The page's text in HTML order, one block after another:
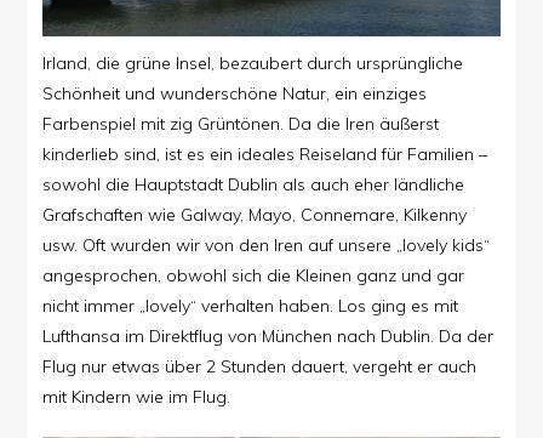
Irland, die grüne Insel, bezaubert durch ursprüngliche
Schönheit und wunderschöne Natur, ein einziges
Farbenspiel mit zig Grüntönen. Da die Iren äußerst
kinderlieb sind, ist es ein ideales Reiseland für Familien –
sowohl die Hauptstadt Dublin als auch eher ländliche
Grafschaften wie Galway, Mayo, Connemare, Kilkenny
usw. Oft wurden wir von den Iren auf unsere „lovely kids“
angesprochen, obwohl sich die Kleinen ganz und gar
nicht immer „lovely“ verhalten haben. Los ging es mit
Lufthansa im Direktflug von München nach Dublin. Da der
Flug nur etwas über 2 Stunden dauert, vergeht er auch
mit Kindern wie im Flug.